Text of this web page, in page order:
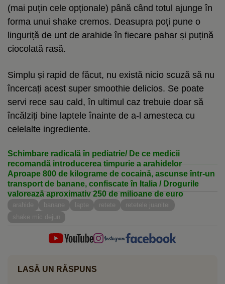
(mai puțin cele opționale) până când totul ajunge în
forma unui shake cremos. Deasupra poți pune o
linguriță de unt de arahide în fiecare pahar și puțină
ciocolată rasă.
Simplu și rapid de făcut, nu există nicio scuză să nu
încercați acest super smoothie delicios. Se poate
servi rece sau cald, în ultimul caz trebuie doar să
încălziți bine laptele înainte de a-l amesteca cu
celelalte ingrediente.
Schimbare radicală în pediatrie/ De ce medicii
recomandă introducerea timpurie a arahidelor
Aproape 800 de kilograme de cocaină, ascunse într-un
transport de banane, confiscate în Italia / Drogurile
valorează aproximativ 250 de milioane de euro
arahide banane lapte retete
retetele juanitei
shake mic dejun
LASĂ UN RĂSPUNS